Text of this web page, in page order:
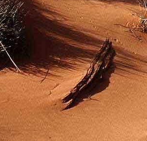
A
folyamatosan
benyújtása a je
történik mind
személyesen.
személyesen a